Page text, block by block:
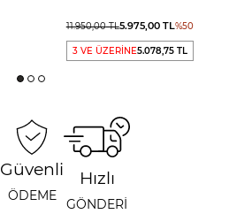
11.950,00TL5.975,00TL%50
3 VE ÜZERİNE5.078,75 TL
Güvenli
ÖDEME
Hızlı
GÖNDERİ